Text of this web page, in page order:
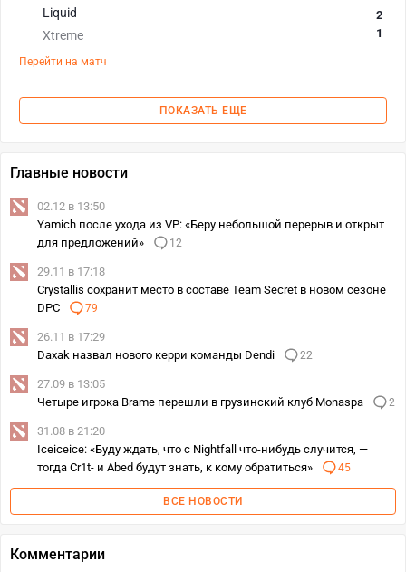
Liquid
Xtreme
2
1
Перейти на матч
ПОКАЗАТЬ ЕЩЕ
Главные новости
02.12 в 13:50
Yamich после ухода из VP: «Беру небольшой перерыв и открыт
для предложений»
12
29.11 в 17:18
Crystallis сохранит место в составе Team Secret в новом сезоне
DPC
79
26.11 в 17:29
Daxak назвал нового керри команды Dendi
22
27.09 в 13:05
Четыре игрока Brame перешли в грузинский клуб Monaspa
2
31.08 в 21:20
Iceiceice: «Буду ждать, что c Nightfall что-нибудь случится, —
тогда Cr1t- и Abed будут знать, к кому обратиться»
45
ВСЕ НОВОСТИ
Комментарии